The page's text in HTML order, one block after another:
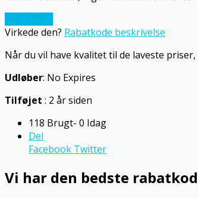
Virkede den? Rabatkode beskrivelse
Når du vil have kvalitet til de laveste
Udløber: No Expires
Tilføjet : 2 år siden
118 Brugt- 0 Idag
Del
Facebook Twitter
Vi har den bedste